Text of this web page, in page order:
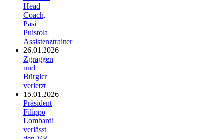
Head
Coach,
Pasi
Puistola
Assistenztrainer
26.01.2026
Zgraggen
und
Bürgler
verletzt
15.01.2026
Präsident
Filippo
Lombardi
verlässt